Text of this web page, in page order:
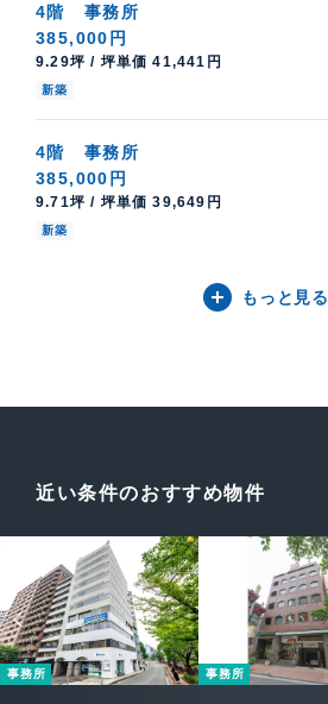
4階 事務所
385,000円
9.29坪 / 坪単価 41,441円
新築
4階 事務所
385,000円
9.71坪 / 坪単価 39,649円
新築
もっと見る
近い条件のおすすめ物件
事務所 事務所